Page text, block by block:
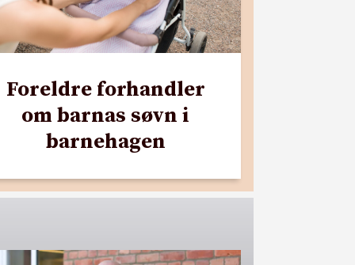
Foreldre forhandler
om barnas søvn i
barnehagen